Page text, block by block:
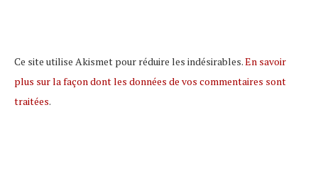
Ce site utilise Akismet pour réduire les indésirables.En savoir
plus sur la façon dont les données de vos commentaires sont
traitées.